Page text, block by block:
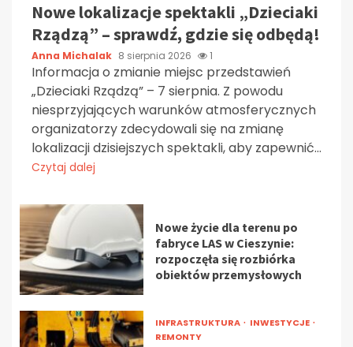
Nowe lokalizacje spektakli „Dzieciaki
Rządzą” – sprawdź, gdzie się odbędą!
Anna Michalak 8 sierpnia 2026 1
Informacja o zmianie miejsc przedstawień
„Dzieciaki Rządzą” – 7 sierpnia. Z powodu
niesprzyjających warunków atmosferycznych
organizatorzy zdecydowali się na zmianę
lokalizacji dzisiejszych spektakli, aby zapewnić...
Czytaj dalej
Nowe życie dla terenu po
fabryce LAS w Cieszynie:
rozpoczęła się rozbiórka
obiektów przemysłowych
INFRASTRUKTURA
INWESTYCJE
REMONTY